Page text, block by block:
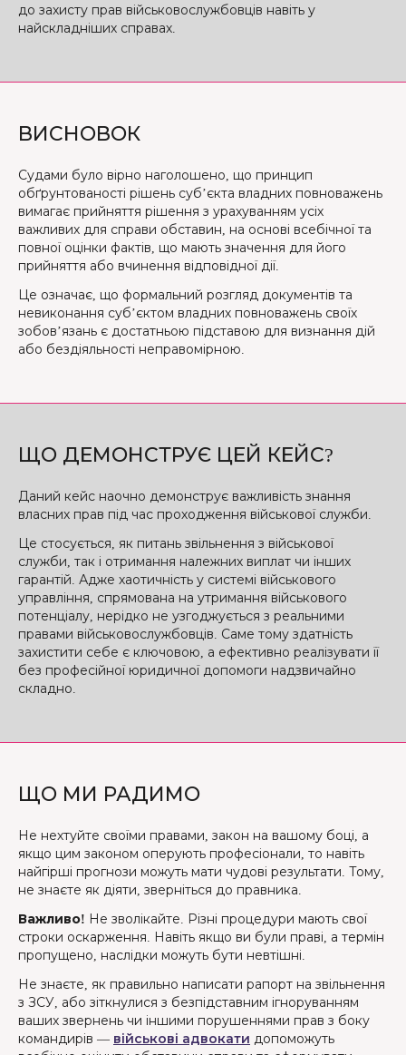
до захисту прав військовослужбовців навіть у
найскладніших справах.
ВИСНОВОК
Судами було вірно наголошено, що принцип
обґрунтованості рішень суб’єкта владних повноважень
вимагає прийняття рішення з урахуванням усіх
важливих для справи обставин, на основі всебічної та
повної оцінки фактів, що мають значення для його
прийняття або вчинення відповідної дії.
Це означає, що формальний розгляд документів та
невиконання суб’єктом владних повноважень своїх
зобов’язань є достатньою підставою для визнання дій
або бездіяльності неправомірною.
ЩО ДЕМОНСТРУЄ ЦЕЙ КЕЙС?
Даний кейс наочно демонструє важливість знання
власних прав під час проходження військової служби.
Це стосується, як питань звільнення з військової
служби, так і отримання належних виплат чи інших
гарантій. Адже хаотичність у системі військового
управління, спрямована на утримання військового
потенціалу, нерідко не узгоджується з реальними
правами військовослужбовців. Саме тому здатність
захистити себе є ключовою, а ефективно реалізувати її
без професійної юридичної допомоги надзвичайно
складно.
ЩО МИ РАДИМО
Не нехтуйте своїми правами, закон на вашому боці, а
якщо цим законом оперують професіонали, то навіть
найгірші прогнози можуть мати чудові результати. Тому,
не знаєте як діяти, зверніться до правника.
Важливо! Не зволікайте. Різні процедури мають свої
строки оскарження. Навіть якщо ви були праві, а термін
пропущено, наслідки можуть бути невтішні.
Не знаєте, як правильно написати рапорт на звільнення
з ЗСУ, або зіткнулися з безпідставним ігноруванням
ваших звернень чи іншими порушеннями прав з боку
командирів — військові адвокати допоможуть